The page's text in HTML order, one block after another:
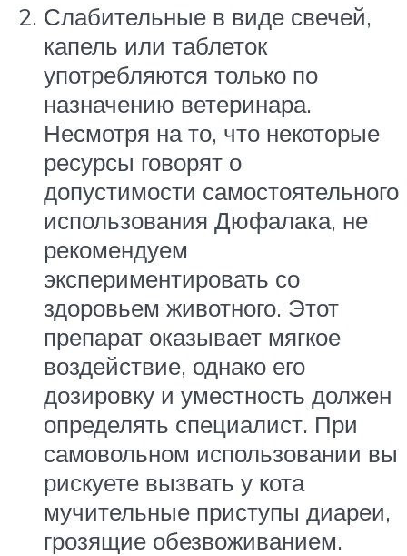
Слабительные в виде свечей,
капель или таблеток
употребляются только по
назначению ветеринара.
Несмотря на то, что некоторые
ресурсы говорят о
допустимости самостоятельного
использования Дюфалака, не
рекомендуем
экспериментировать со
здоровьем животного. Этот
препарат оказывает мягкое
воздействие, однако его
дозировку и уместность должен
определять специалист. При
самовольном использовании вы
рискуете вызвать у кота
мучительные приступы диареи,
грозящие обезвоживанием.